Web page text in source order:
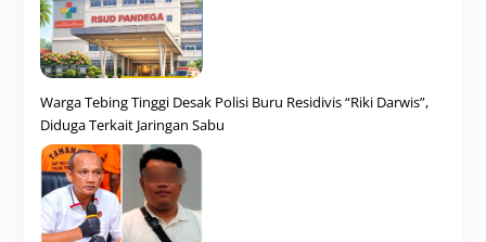
Warga Tebing Tinggi Desak Polisi Buru Residivis “Riki Darwis”,
Diduga Terkait Jaringan Sabu